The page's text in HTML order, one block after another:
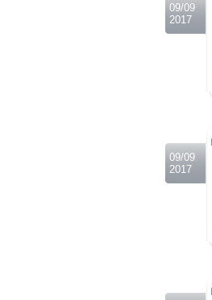
09/09
2017
09/09
2017